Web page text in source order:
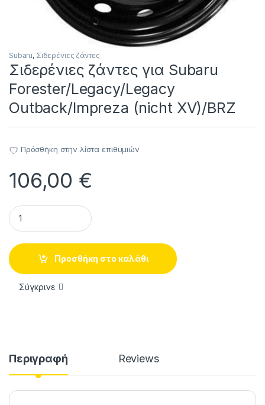
Subaru, Σιδερένιες ζάντες
Σιδερένιες ζάντες για Subaru
Forester/Legacy/Legacy
Outback/Impreza (nicht XV)/BRZ
Πρόσθήκη στην λίστα επιθυμιών
106,00 €
Σιδερένιες ζάντες για Subaru Forester/Legacy/Legacy
Προσθήκη στο καλάθι
Σύγκρινε
Περιγραφή Reviews